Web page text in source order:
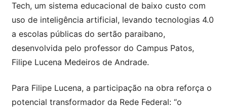
Tech, um sistema educacional de baixo custo com
uso de inteligência artificial, levando tecnologias 4.0
a escolas públicas do sertão paraibano,
desenvolvida pelo professor do Campus Patos,
Filipe Lucena Medeiros de Andrade.
Para Filipe Lucena, a participação na obra reforça o
potencial transformador da Rede Federal: “o